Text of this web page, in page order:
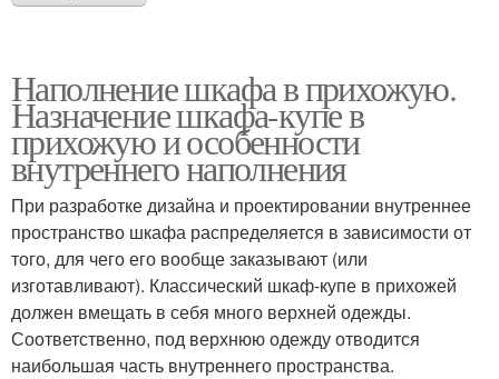
Наполнение шкафа в прихожую.
Назначение шкафа-купе в
прихожую и особенности
внутреннего наполнения
При разработке дизайна и проектировании внутреннее
пространство шкафа распределяется в зависимости от
того, для чего его вообще заказывают (или
изготавливают). Классический шкаф-купе в прихожей
должен вмещать в себя много верхней одежды.
Соответственно, под верхнюю одежду отводится
наибольшая часть внутреннего пространства.